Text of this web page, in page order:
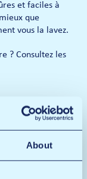
About
et faciles à
que
vous la lavez.
? Consultez les